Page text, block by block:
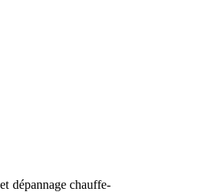
dépannage chauffe-